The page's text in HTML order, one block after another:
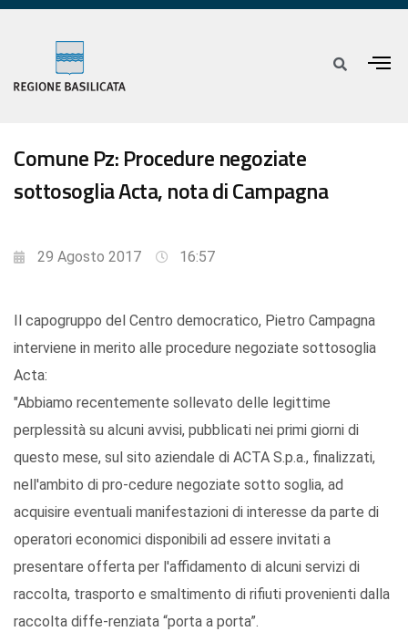
Comune Pz: Procedure negoziate
sottosoglia Acta, nota di Campagna
29 Agosto 2017 16:57
Il capogruppo del Centro democratico, Pietro Campagna
interviene in merito alle procedure negoziate sottosoglia
Acta:
"Abbiamo recentemente sollevato delle legittime
perplessità su alcuni avvisi, pubblicati nei primi giorni di
questo mese, sul sito aziendale di ACTA S.p.a., finalizzati,
nell'ambito di pro-cedure negoziate sotto soglia, ad
acquisire eventuali manifestazioni di interesse da parte di
operatori economici disponibili ad essere invitati a
presentare offerta per l'affidamento di alcuni servizi di
raccolta, trasporto e smaltimento di rifiuti provenienti dalla
raccolta diffe-renziata “porta a porta”.